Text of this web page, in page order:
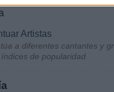
Artistas
a diferentes cantantes y
de popularidad